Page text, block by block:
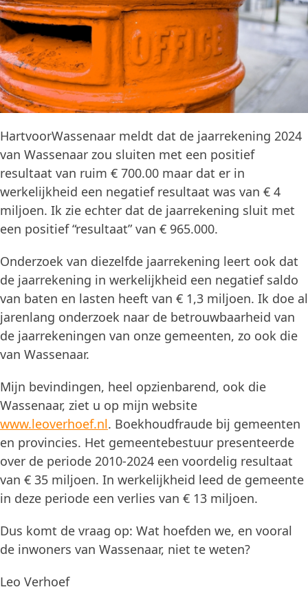
HartvoorWassenaar meldt dat de jaarrekening 2024
van Wassenaar zou sluiten met een positief
resultaat van ruim € 700.00 maar dat er in
werkelijkheid een negatief resultaat was van € 4
miljoen. Ik zie echter dat de jaarrekening sluit met
een positief “resultaat” van € 965.000.
Onderzoek van diezelfde jaarrekening leert ook dat
de jaarrekening in werkelijkheid een negatief saldo
van baten en lasten heeft van € 1,3 miljoen. Ik doe al
jarenlang onderzoek naar de betrouwbaarheid van
de jaarrekeningen van onze gemeenten, zo ook die
van Wassenaar.
Mijn bevindingen, heel opzienbarend, ook die
Wassenaar, ziet u op mijn website
www.leoverhoef.nl. Boekhoudfraude bij gemeenten
en provincies. Het gemeentebestuur presenteerde
over de periode 2010-2024 een voordelig resultaat
van € 35 miljoen. In werkelijkheid leed de gemeente
in deze periode een verlies van € 13 miljoen.
Dus komt de vraag op: Wat hoefden we, en vooral
de inwoners van Wassenaar, niet te weten?
Leo Verhoef